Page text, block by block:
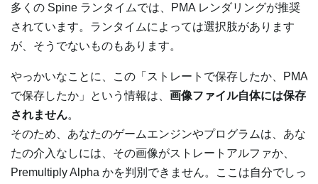
多くの Spine ランタイムでは、PMA レンダリングが推奨
されています。ランタイムによっては選択肢があります
が、そうでないものもあります。
やっかいなことに、この「ストレートで保存したか、PMA
で保存したか」という情報は、 画像ファイル自体には保存
されません。
そのため、あなたのゲームエンジンやプログラムは、あな
たの介入なしには、その画像がストレートアルファか、
Premultiply Alpha かを判別できません。ここは自分でしっ